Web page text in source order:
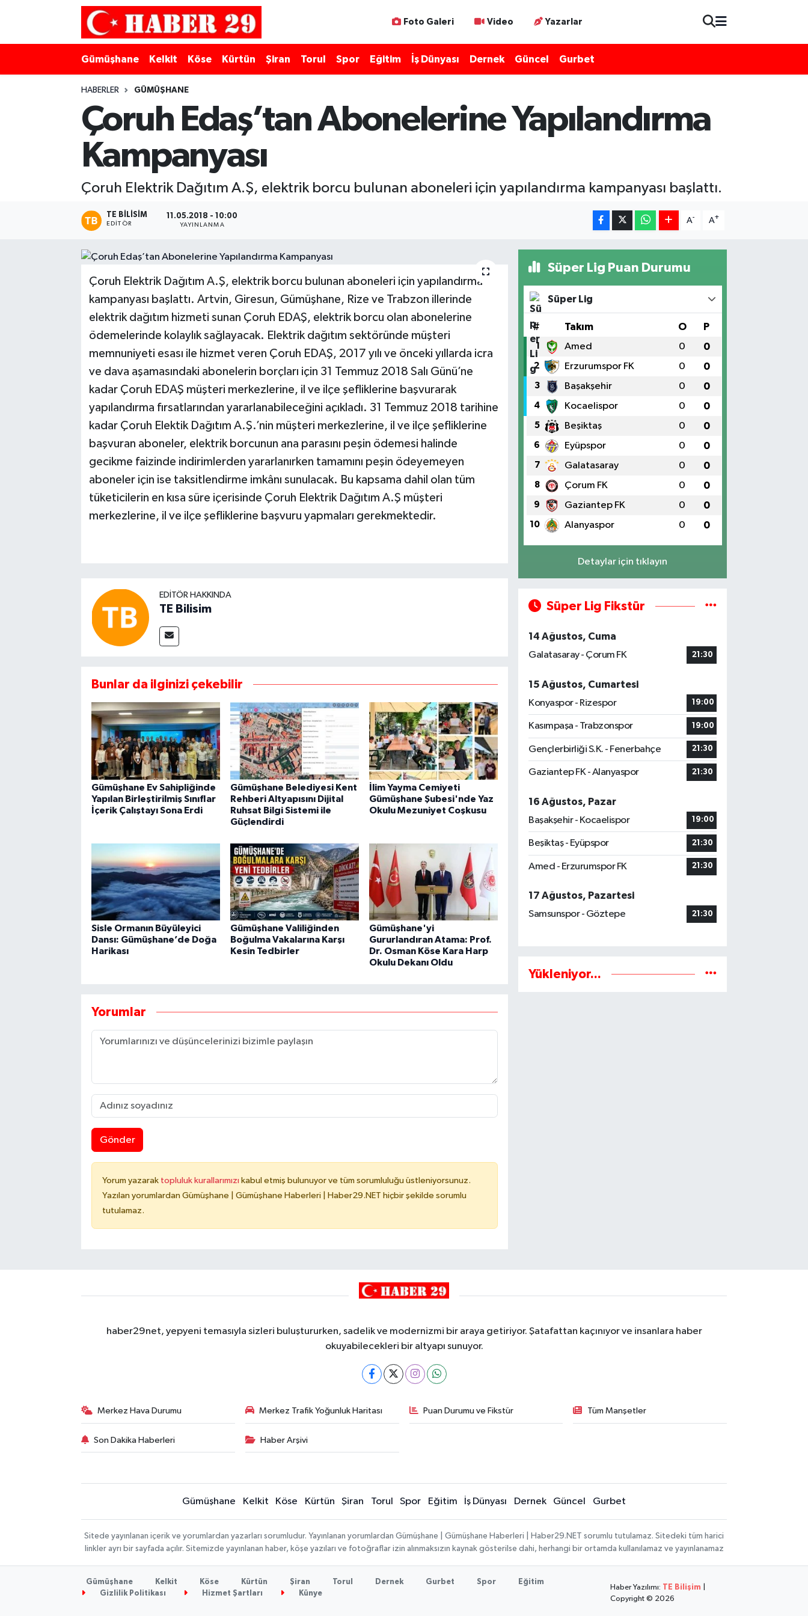
Foto Galeri Video Yazarlar
Gümüşhane Kelkit Köse Kürtün Şiran Torul Spor Eğitim İş Dünyası Dernek Güncel Gurbet
HABERLER GÜMÜŞHANE
Çoruh Edaş’tan Abonelerine Yapılandırma
Kampanyası
Çoruh Elektrik Dağıtım A.Ş, elektrik borcu bulunan aboneleri için yapılandırma kampanyası başlattı.
TE BILISIM
EDITÖR
11.05.2018 - 10:00
YAYINLANMA
A- A+
Çoruh Elektrik Dağıtım A.Ş, elektrik borcu bulunan aboneleri için yapılandırma
kampanyası başlattı. Artvin, Giresun, Gümüşhane, Rize ve Trabzon illerinde
elektrik dağıtım hizmeti sunan Çoruh EDAŞ, elektrik borcu olan abonelerine
ödemelerinde kolaylık sağlayacak. Elektrik dağıtım sektöründe müşteri
memnuniyeti esası ile hizmet veren Çoruh EDAŞ, 2017 yılı ve önceki yıllarda icra
ve dava aşamasındaki abonelerin borçları için 31 Temmuz 2018 Salı Günü’ne
kadar Çoruh EDAŞ müşteri merkezlerine, il ve ilçe şefliklerine başvurarak
yapılandırma fırsatlarından yararlanabileceğini açıkladı. 31 Temmuz 2018 tarihine
kadar Çoruh Elektik Dağıtım A.Ş.’nin müşteri merkezlerine, il ve ilçe şefliklerine
başvuran aboneler, elektrik borcunun ana parasını peşin ödemesi halinde
gecikme faizinde indirimlerden yararlanırken tamamını peşin ödeyemeyen
aboneler için ise taksitlendirme imkânı sunulacak. Bu kapsama dahil olan tüm
tüketicilerin en kısa süre içerisinde Çoruh Elektrik Dağıtım A.Ş müşteri
merkezlerine, il ve ilçe şefliklerine başvuru yapmaları gerekmektedir.
EDITÖR HAKKINDA
TE Bilisim
Bunlar da ilginizi çekebilir
Gümüşhane Ev Sahipliğinde
Yapılan Birleştirilmiş Sınıflar
İçerik Çalıştayı Sona Erdi
Gümüşhane Belediyesi Kent
Rehberi Altyapısını Dijital
Ruhsat Bilgi Sistemi ile
Güçlendirdi
İlim Yayma Cemiyeti
Gümüşhane Şubesi'nde Yaz
Okulu Mezuniyet Coşkusu
Sisle Ormanın Büyüleyici
Dansı: Gümüşhane’de Doğa
Harikası
Gümüşhane Valiliğinden
Boğulma Vakalarına Karşı
Kesin Tedbirler
Gümüşhane'yi
Gururlandıran Atama: Prof.
Dr. Osman Köse Kara Harp
Okulu Dekanı Oldu
Yorumlar
Gönder
Yorum yazarak topluluk kurallarımızı kabul etmiş bulunuyor ve tüm sorumluluğu üstleniyorsunuz.
Yazılan yorumlardan Gümüşhane | Gümüşhane Haberleri | Haber29.NET hiçbir şekilde sorumlu
tutulamaz.
Süper Lig Puan Durumu
Süper Lig
# Takım O P
1 Amed 0 0
2 Erzurumspor FK 0 0
3 Başakşehir 0 0
4 Kocaelispor 0 0
5 Beşiktaş 0 0
6 Eyüpspor 0 0
7 Galatasaray 0 0
8 Çorum FK 0 0
9 Gaziantep FK 0 0
10 Alanyaspor 0 0
Detaylar için tıklayın
Süper Lig Fikstür
14 Ağustos, Cuma
Galatasaray - Çorum FK
21:30
15 Ağustos, Cumartesi
Konyaspor - Rizespor
19:00
Kasımpaşa - Trabzonspor 19:00
Gençlerbirliği S.K. - Fenerbahçe 21:30
Gaziantep FK - Alanyaspor 21:30
16 Ağustos, Pazar
Başakşehir - Kocaelispor
19:00
Beşiktaş - Eyüpspor 21:30
Amed - Erzurumspor FK 21:30
17 Ağustos, Pazartesi
Samsunspor - Göztepe
21:30
Yükleniyor...
haber29net, yepyeni temasıyla sizleri buluştururken, sadelik ve modernizmi bir araya getiriyor. Şatafattan kaçınıyor ve insanlara haber
okuyabilecekleri bir altyapı sunuyor.
Merkez Hava Durumu Merkez Trafik Yoğunluk Haritası Puan Durumu ve Fikstür Tüm Manşetler
Son Dakika Haberleri Haber Arşivi
Gümüşhane Kelkit Köse Kürtün Şiran Torul Spor Eğitim İş Dünyası Dernek Güncel Gurbet
Sitede yayınlanan içerik ve yorumlardan yazarları sorumludur. Yayınlanan yorumlardan Gümüşhane | Gümüşhane Haberleri | Haber29.NET sorumlu tutulamaz. Sitedeki tüm harici
linkler ayrı bir sayfada açılır. Sitemizde yayınlanan haber, köşe yazıları ve fotoğraflar izin alınmaksızın kaynak gösterilse dahi, herhangi bir ortamda kullanılamaz ve yayınlanamaz
Gümüşhane Kelkit Köse Kürtün Şiran Torul Dernek Gurbet Spor
Eğitim
Gizlilik Politikası
Hizmet Şartları Künye
Haber Yazılımı: TE Bilişim
Copyright © 2026
Merkez Hava Durumu
Merkez Trafik Yoğunluk Haritası
Süper Lig Puan Durumu ve Fikstür
Tüm Manşetler
Son Dakika Haberleri